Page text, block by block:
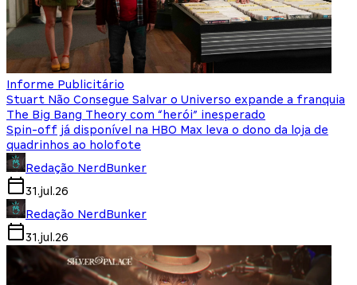
Informe Publicitário
Stuart Não Consegue Salvar o Universo expande a franquia
The Big Bang Theory com “herói” inesperado
Spin-off já disponível na HBO Max leva o dono da loja de
quadrinhos ao holofote
Redação NerdBunker
31.jul.26
Redação NerdBunker
31.jul.26